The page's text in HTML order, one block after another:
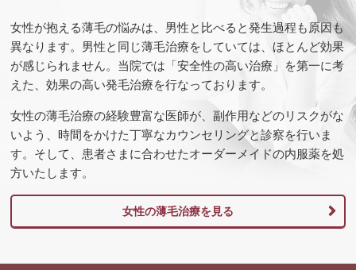
女性が抱える薄毛の悩みは、男性と比べると発生過程も原因も
異なります。男性と同じ薄毛治療をしていては、ほとんど効果
が感じられません。当院では「安全性の高い治療」を第一に考
えた、効果の高い発毛治療を行なっております。
女性の薄毛治療の経験豊富な医師が、副作用などのリスクがな
いよう、時間をかけた丁寧なカウンセリングと診察を行いま
す。そして、患者さまに合わせたオーダーメイドの内服薬を処
方いたします。
女性の薄毛治療を見る